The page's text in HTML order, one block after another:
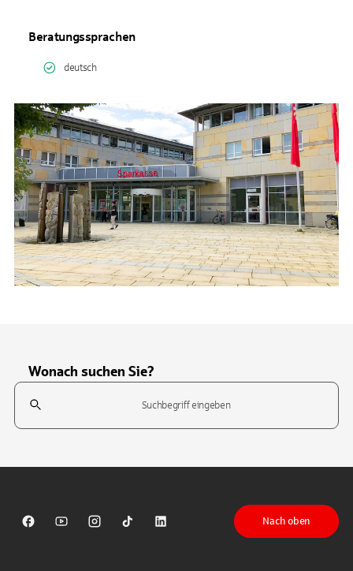
Beratungssprachen
deutsch
Wonach suchen Sie?
Suchfeld
Sparkasse auf Facebook
Sparkasse auf Youtube
Sparkasse auf Instagram
Sparkasse auf TikTok
Sparkasse auf LinkedIn
Nach oben